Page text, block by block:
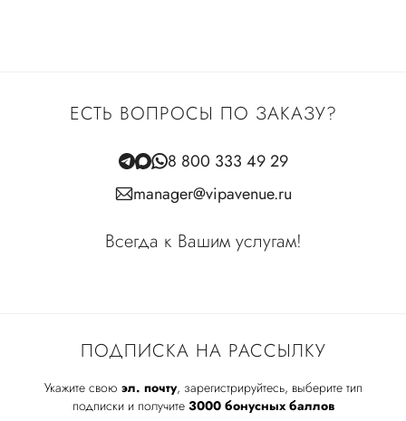
ПОДПИСКА НА РАССЫЛКУ
Укажите свою эл. почту, зарегистрируйтесь, выберите тип
подписки и получите 3000 бонусных баллов
ЕСТЬ ВОПРОСЫ ПО ЗАКАЗУ?
8 800 333 49 29
manager@vipavenue.ru
Всегда к Вашим услугам!